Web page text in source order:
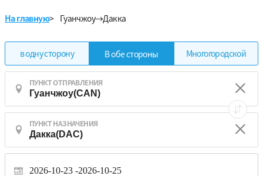
На главную> Гуанчжоу→Дакка
в одну сторону В обе стороны Многогородской
ПУНКТ ОТПРАВЛЕНИЯ
ПУНКТ НАЗНАЧЕНИЯ
2026-10-23 2026-10-25